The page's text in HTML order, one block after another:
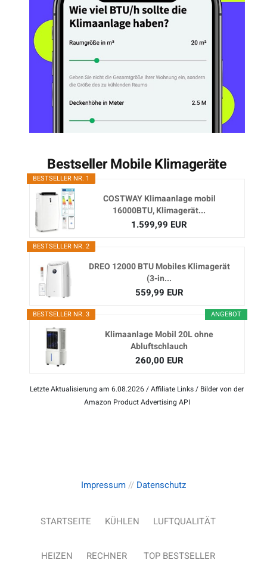
Bestseller Mobile Klimageräte
BESTSELLER NR. 1
COSTWAY Klimaanlage mobil
16000BTU, Klimagerät...
1.599,99 EUR
BESTSELLER NR. 2
DREO 12000 BTU Mobiles Klimagerät
(3-in...
559,99 EUR
ANGEBOT
BESTSELLER NR. 3
Klimaanlage Mobil 20L ohne
Abluftschlauch
260,00 EUR
Letzte Aktualisierung am 6.08.2026 / Affiliate Links / Bilder von der
Amazon Product Advertising API
Impressum// Datenschutz
STARTSEITE KÜHLEN LUFTQUALITÄT
HEIZEN RECHNER TOP BESTSELLER